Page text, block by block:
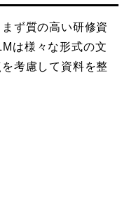
ず質の高い研修資
は様々な形式の文
考慮して資料を整